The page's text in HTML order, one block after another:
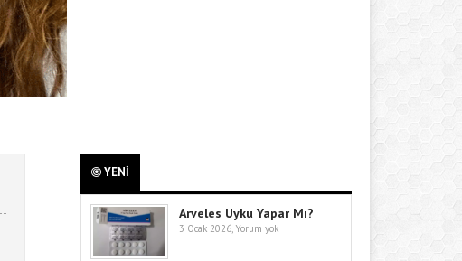
YENİ
Arveles Uyku Yapar Mı?
3 Ocak 2026, Yorum yok